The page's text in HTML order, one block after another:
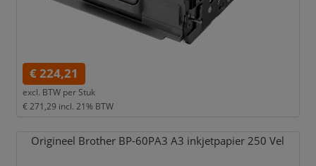
€ 224,21
excl. BTW per Stuk
€ 271,29 incl. 21% BTW
Origineel Brother BP-60PA3 A3 inkjetpapier 250 Vel